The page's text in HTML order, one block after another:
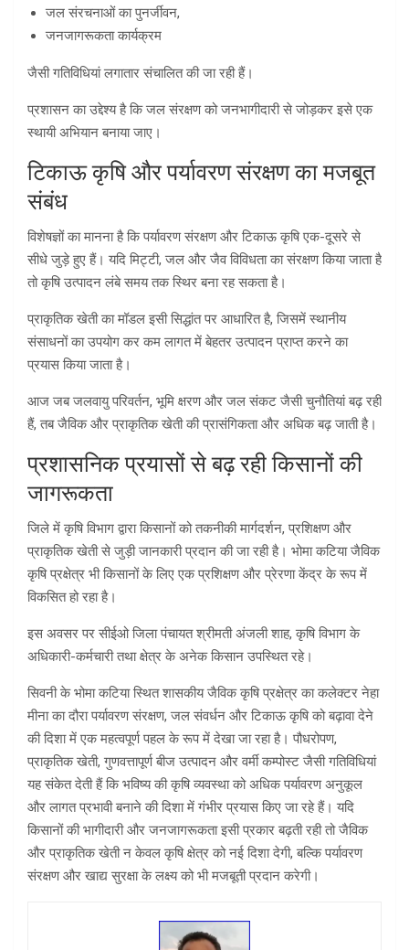
जल संरचनाओं का पुनर्जीवन,
जनजागरूकता कार्यक्रम
जैसी गतिविधियां लगातार संचालित की जा रही हैं।
प्रशासन का उद्देश्य है कि जल संरक्षण को जनभागीदारी से जोड़कर इसे एक
स्थायी अभियान बनाया जाए।
टिकाऊ कृषि और पर्यावरण संरक्षण का मजबूत
संबंध
विशेषज्ञों का मानना है कि पर्यावरण संरक्षण और टिकाऊ कृषि एक-दूसरे से
सीधे जुड़े हुए हैं। यदि मिट्टी, जल और जैव विविधता का संरक्षण किया जाता है
तो कृषि उत्पादन लंबे समय तक स्थिर बना रह सकता है।
प्राकृतिक खेती का मॉडल इसी सिद्धांत पर आधारित है, जिसमें स्थानीय
संसाधनों का उपयोग कर कम लागत में बेहतर उत्पादन प्राप्त करने का
प्रयास किया जाता है।
आज जब जलवायु परिवर्तन, भूमि क्षरण और जल संकट जैसी चुनौतियां बढ़ रही
हैं, तब जैविक और प्राकृतिक खेती की प्रासंगिकता और अधिक बढ़ जाती है।
प्रशासनिक प्रयासों से बढ़ रही किसानों की
जागरूकता
जिले में कृषि विभाग द्वारा किसानों को तकनीकी मार्गदर्शन, प्रशिक्षण और
प्राकृतिक खेती से जुड़ी जानकारी प्रदान की जा रही है। भोमा कटिया जैविक
कृषि प्रक्षेत्र भी किसानों के लिए एक प्रशिक्षण और प्रेरणा केंद्र के रूप में
विकसित हो रहा है।
इस अवसर पर सीईओ जिला पंचायत श्रीमती अंजली शाह, कृषि विभाग के
अधिकारी-कर्मचारी तथा क्षेत्र के अनेक किसान उपस्थित रहे।
सिवनी के भोमा कटिया स्थित शासकीय जैविक कृषि प्रक्षेत्र का कलेक्टर नेहा
मीना का दौरा पर्यावरण संरक्षण, जल संवर्धन और टिकाऊ कृषि को बढ़ावा देने
की दिशा में एक महत्वपूर्ण पहल के रूप में देखा जा रहा है। पौधरोपण,
प्राकृतिक खेती, गुणवत्तापूर्ण बीज उत्पादन और वर्मी कम्पोस्ट जैसी गतिविधियां
यह संकेत देती हैं कि भविष्य की कृषि व्यवस्था को अधिक पर्यावरण अनुकूल
और लागत प्रभावी बनाने की दिशा में गंभीर प्रयास किए जा रहे हैं। यदि
किसानों की भागीदारी और जनजागरूकता इसी प्रकार बढ़ती रही तो जैविक
और प्राकृतिक खेती न केवल कृषि क्षेत्र को नई दिशा देगी, बल्कि पर्यावरण
संरक्षण और खाद्य सुरक्षा के लक्ष्य को भी मजबूती प्रदान करेगी।